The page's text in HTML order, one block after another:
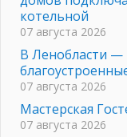
котельной
07 августа 2026
В Ленобласти —
07 августа 2026
Мастерская
07 августа 2026